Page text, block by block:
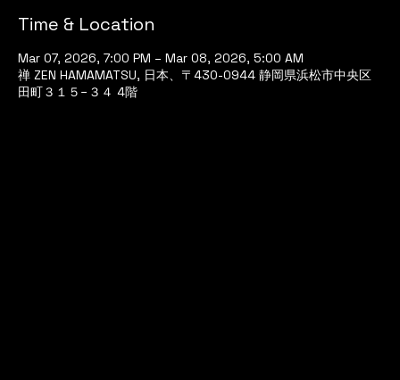
Time & Location
Mar 07, 2026, 7:00 PM – Mar 08, 2026, 5:00 AM
禅 ZEN HAMAMATSU, 日本、〒430-0944 静岡県浜松市中央区
田町３１５−３４ 4階